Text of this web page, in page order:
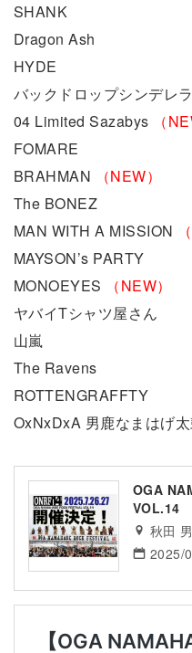
SHANK
Dragon Ash
HYDE
バックドロップシンデレラ
04 Limited Sazabys
（
FOMARE
BRAHMAN
（NEW）
The BONEZ
MAN WITH A MISSION
MAYSON’s PARTY
MONOEYES
（NEW）
ヤバイTシャツ屋さん
山嵐
The Ravens
ROTTENGRAFFTY
OxNxDxA 男鹿なまはげ
OGA
VOL.14
秋田
2025/